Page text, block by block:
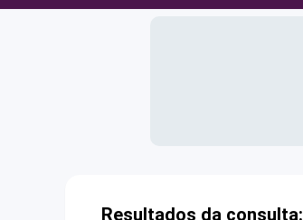
Resultados da consulta: